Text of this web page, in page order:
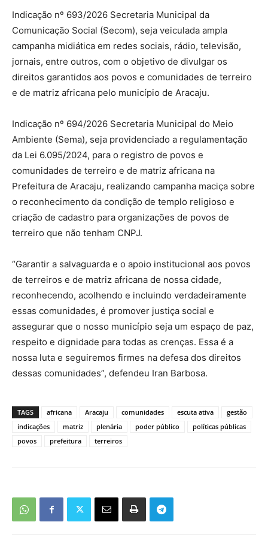
Indicação nº 693/2026 Secretaria Municipal da
Comunicação Social (Secom), seja veiculada ampla
campanha midiática em redes sociais, rádio, televisão,
jornais, entre outros, com o objetivo de divulgar os
direitos garantidos aos povos e comunidades de terreiro
e de matriz africana pelo município de Aracaju.
Indicação nº 694/2026 Secretaria Municipal do Meio
Ambiente (Sema), seja providenciado a regulamentação
da Lei 6.095/2024, para o registro de povos e
comunidades de terreiro e de matriz africana na
Prefeitura de Aracaju, realizando campanha maciça sobre
o reconhecimento da condição de templo religioso e
criação de cadastro para organizações de povos de
terreiro que não tenham CNPJ.
“Garantir a salvaguarda e o apoio institucional aos povos
de terreiros e de matriz africana de nossa cidade,
reconhecendo, acolhendo e incluindo verdadeiramente
essas comunidades, é promover justiça social e
assegurar que o nosso município seja um espaço de paz,
respeito e dignidade para todas as crenças. Essa é a
nossa luta e seguiremos firmes na defesa dos direitos
dessas comunidades”, defendeu Iran Barbosa.
TAGS africana Aracaju comunidades escuta ativa
gestão
indicações
matriz plenária poder público
políticas públicas
povos
prefeitura terreiros